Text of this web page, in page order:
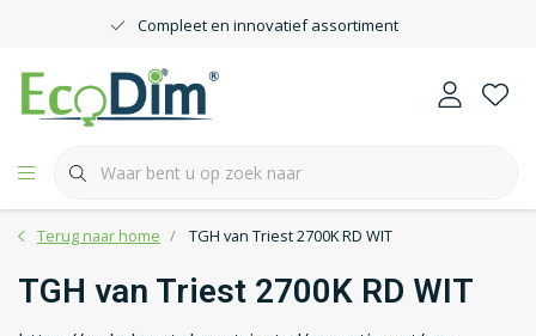
Compleet en innovatief assortiment
Terug naar home TGH van Triest 2700K RD WIT
TGH van Triest 2700K RD WIT